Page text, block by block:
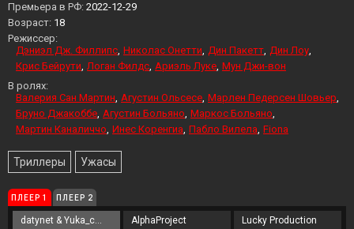
Премьера в РФ: 2022-12-29
Возраст: 18
Режиссер:
Дэниэл Дж. Филлипс Николас Онетти Дин Пакетт Дин Лоу
Крис Бейрути Логан Филдс Ариэль Луке Мун Джи-вон
В ролях:
Валерия Сан Мартин Агустин Ольсесе Марлен Педерсен Шовьер
Бруно Джакоббе Агустин Больяно Маркос Больяно
Мартин Каналиччо Инес Коренгиа Пабло Вилела Fiona
Триллеры Ужасы
ПЛЕЕР 1 ПЛЕЕР 2
datynet & Yuka_chan AlphaProject Lucky Production